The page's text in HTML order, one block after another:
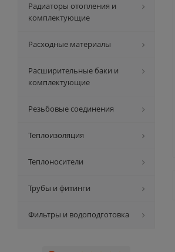
Радиаторы отопления и
комплектующие
Расходные материалы
Расширительные баки и
комплектующие
Резьбовые соединения
Теплоизоляция
Теплоносители
Трубы и фитинги
Фильтры и водоподготовка